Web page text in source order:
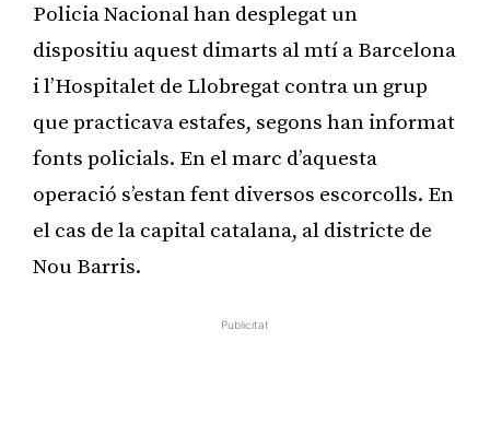
Policia Nacional han desplegat un
dispositiu aquest dimarts al mtí a Barcelona
i l’Hospitalet de Llobregat contra un grup
que practicava estafes, segons han informat
fonts policials. En el marc d’aquesta
operació s’estan fent diversos escorcolls. En
el cas de la capital catalana, al districte de
Nou Barris.
Publicitat